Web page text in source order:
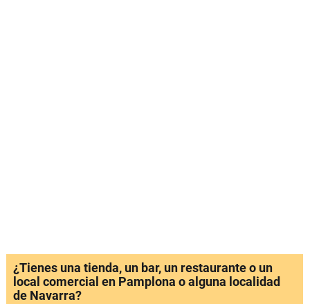
¿Tienes una tienda, un bar, un restaurante o un
local comercial en Pamplona o alguna localidad
de Navarra?